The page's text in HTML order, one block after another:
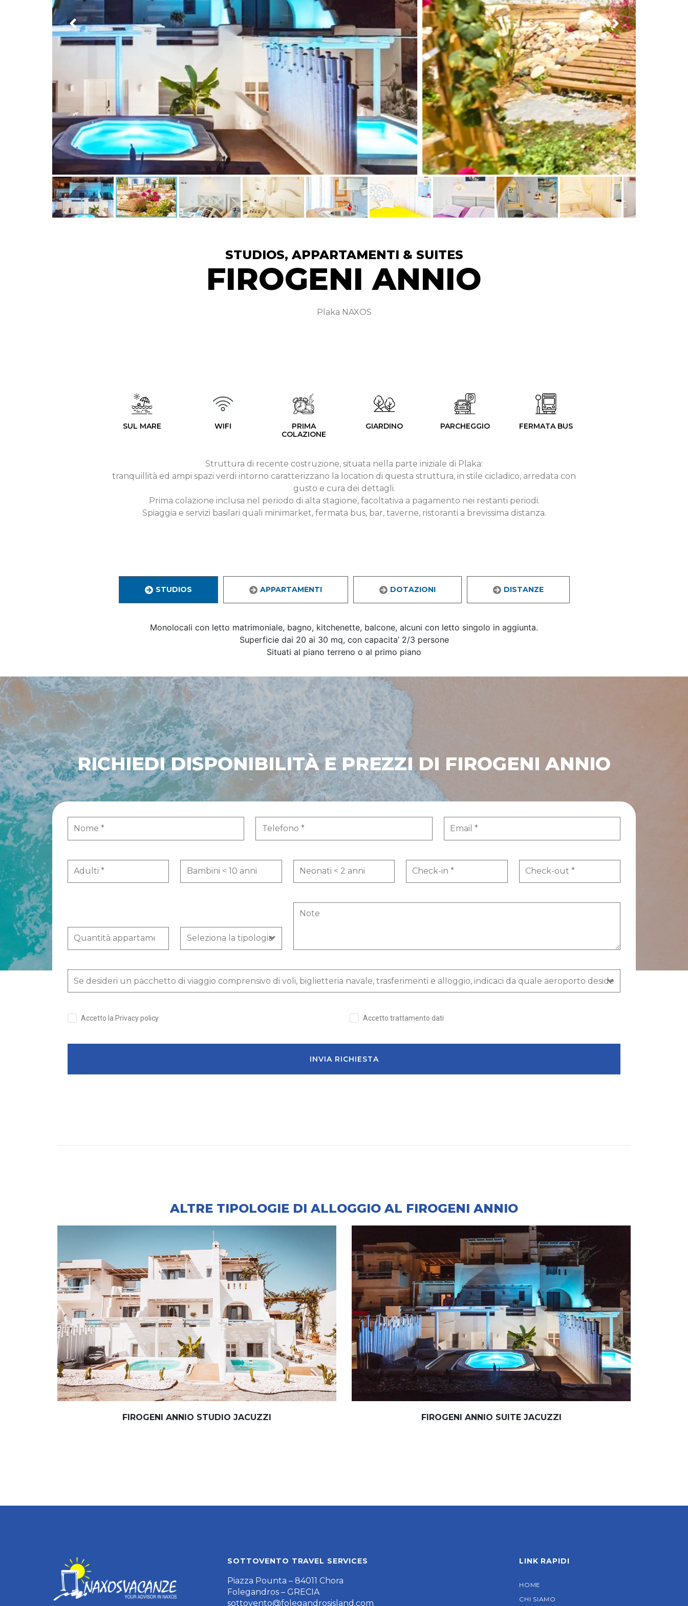
STUDIOS, APPARTAMENTI & SUITES​
FIROGENI ANNIO​
Plaka NAXOS
SUL MARE WIFI
PRIMA
COLAZIONE
GIARDINO PARCHEGGIO FERMATA BUS
Struttura di recente costruzione, situata nella parte iniziale di Plaka:
tranquillità ed ampi spazi verdi intorno caratterizzano la location di questa struttura, in stile cicladico, arredata con
gusto e cura dei dettagli.
Prima colazione inclusa nel periodo di alta stagione, facoltativa a pagamento nei restanti periodi.
Spiaggia e servizi basilari quali minimarket, fermata bus, bar, taverne, ristoranti a brevissima distanza.
STUDIOS APPARTAMENTI DOTAZIONI DISTANZE
Monolocali con letto matrimoniale, bagno, kitchenette, balcone, alcuni con letto singolo in aggiunta.
Superficie dai 20 ai 30 mq, con capacita’ 2/3 persone
Situati al piano terreno o al primo piano
RICHIEDI DISPONIBILITÀ E PREZZI DI FIROGENI ANNIO
Accetto la Privacy policy Accetto trattamento dati
INVIA RICHIESTA
ALTRE TIPOLOGIE DI ALLOGGIO AL FIROGENI ANNIO
FIROGENI ANNIO STUDIO JACUZZI FIROGENI ANNIO SUITE JACUZZI
SOTTOVENTO TRAVEL SERVICES
Piazza Pounta – 84011 Chora
Folegandros – GRECIA
sottovento@folegandrosisland.com
LINK RAPIDI
HOME
CHI SIAMO